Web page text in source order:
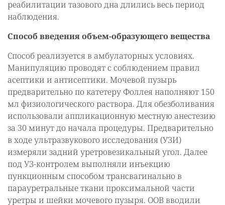
реабилитации тазового дна длились весь период
наблюдения.
Способ введения объем-образующего вещества
Способ реализуется в амбулаторных условиях.
Манипуляцию проводят с соблюдением правил
асептики и антисептики. Мочевой пузырь
предварительно по катетеру Фоллея наполняют 150
мл физиологического раствора. Для обезболивания
использовали аппликационную местную анестезию
за 30 минут до начала процедуры. Предварительно
в ходе ультразвукового исследования (УЗИ)
измеряли задний уретровезикальный угол. Далее
под УЗ-контролем выполняли инъекцию
пункционным способом трансвагинально в
парауретральные ткани проксимальной части
уретры и шейки мочевого пузыря. ООВ вводили